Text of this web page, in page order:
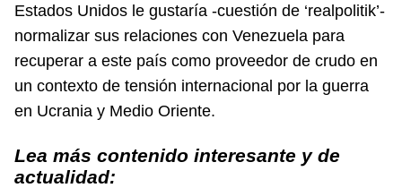
Estados Unidos le gustaría -cuestión de ‘realpolitik’-
normalizar sus relaciones con Venezuela para
recuperar a este país como proveedor de crudo en
un contexto de tensión internacional por la guerra
en Ucrania y Medio Oriente.
Lea más contenido interesante y de
actualidad: